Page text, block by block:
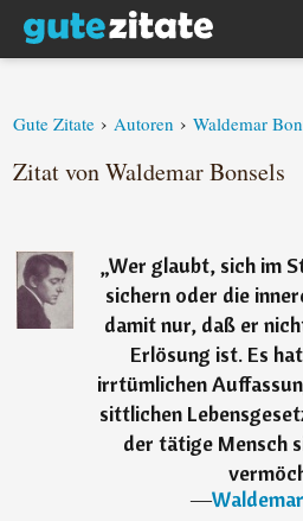
Gute Zitate › Autoren › Waldemar
Zitat von Waldemar Bonsels
„Wer glaubt, sich im
sichern oder die
damit nur, daß er
Erlösung ist. Es
irrtümlichen
sittlichen
der tätige Mensch
―